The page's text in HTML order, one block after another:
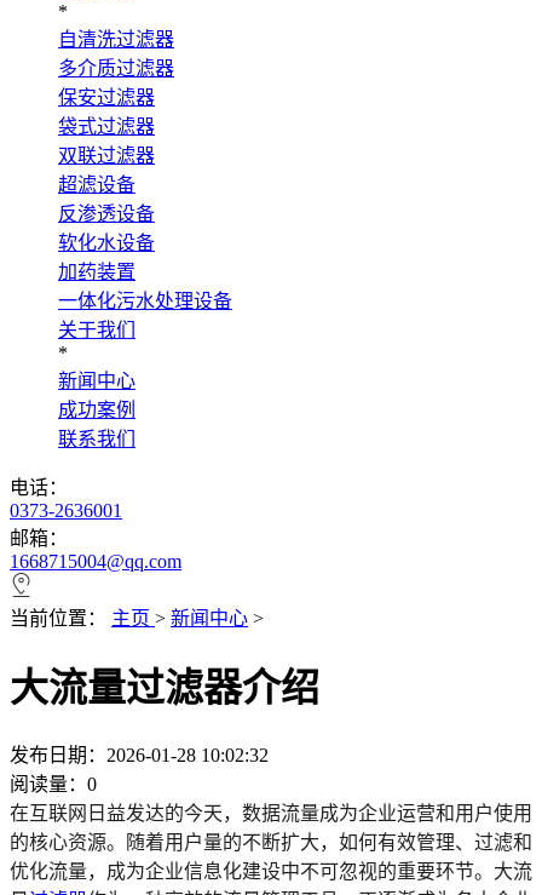
*
自清洗过滤器
多介质过滤器
保安过滤器
袋式过滤器
双联过滤器
超滤设备
反渗透设备
软化水设备
加药装置
一体化污水处理设备
关于我们
*
新闻中心
成功案例
联系我们
电话：
0373-2636001
邮箱：
1668715004@qq.com
当前位置： 主页 > 新闻中心 >
大流量过滤器介绍
发布日期：2026-01-28 10:02:32
阅读量： 0
在互联网日益发达的今天，数据流量成为企业运营和用户使用
的核心资源。随着用户量的不断扩大，如何有效管理、过滤和
优化流量，成为企业信息化建设中不可忽视的重要环节。 大流